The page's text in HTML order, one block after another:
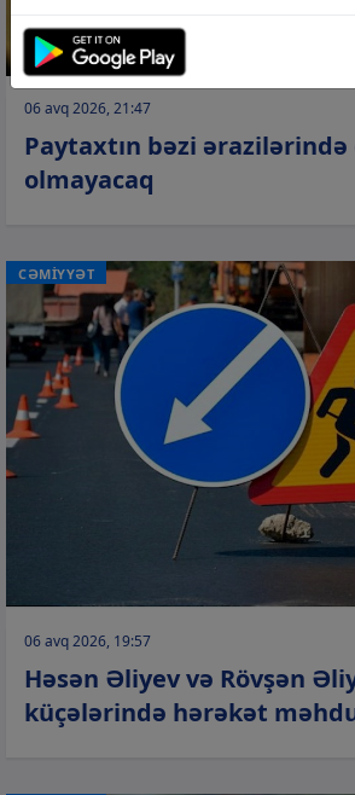
06 avq 2026, 21:47
Paytaxtın bəzi ərazilərində
olmayacaq
CƏMİYYƏT
06 avq 2026, 19:57
Həsən Əliyev və Rövşən
küçələrində hərəkət